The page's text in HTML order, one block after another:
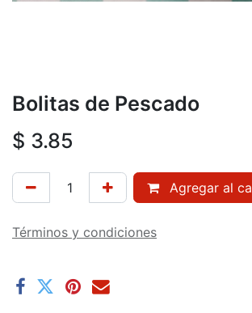
Bolitas de Pescado
$ 3.85
Agregar al
Términos y condiciones